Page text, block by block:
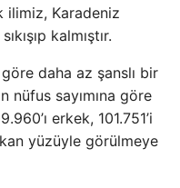
ilimiz, Karadeniz
kalmıştır.
daha az şanslı bir
nüfus sayımına göre
erkek, 101.751’i
yüzüyle görülmeye